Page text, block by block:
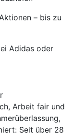
– bis zu
Adidas oder
Arbeit fair und
Seit über 28